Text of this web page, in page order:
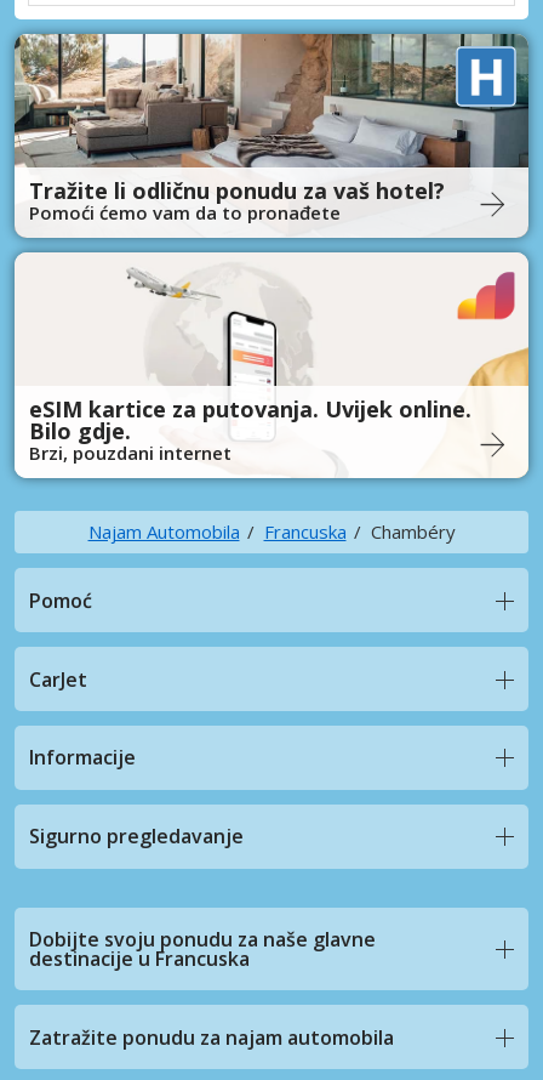
Tražite li odličnu ponudu za vaš hotel?
Pomoći ćemo vam da to pronađete
eSIM kartice za putovanja. Uvijek online.
Bilo gdje.
Brzi, pouzdani internet
Najam Automobila Francuska Chambéry
Pomoć
CarJet
Informacije
Sigurno pregledavanje
Dobijte svoju ponudu za naše glavne
destinacije u Francuska
Zatražite ponudu za najam automobila